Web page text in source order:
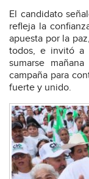
El candidato
refleja la
apuesta por la
todos, e invitó a
sumarse
campaña para
fuerte y unido.